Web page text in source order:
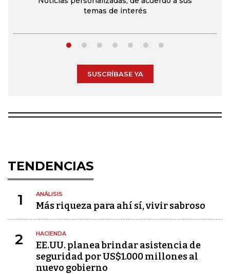
temas de interés
SUSCRÍBASE YA
TENDENCIAS
1 ANÁLISIS
Más riqueza para ahí sí, vivir sabroso
2 HACIENDA
EE.UU. planea brindar asistencia de
seguridad por US$1.000 millones al
nuevo gobierno